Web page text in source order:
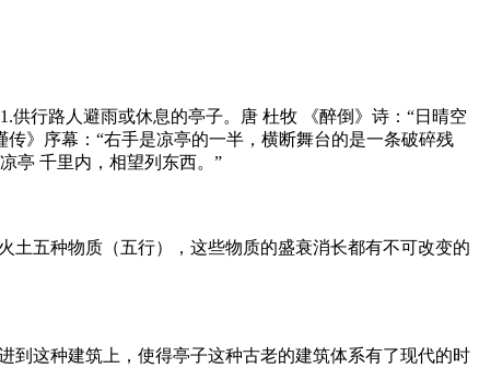
供行路人避雨或休息的亭子。唐 杜牧 《醉倒》诗：“日晴空
》序幕：“右手是凉亭的一半，横断舞台的是一条破碎残
亭 千里内，相望列东西。”
土五种物质（五行），这些物质的盛衰消长都有不可改变的
到这种建筑上，使得亭子这种古老的建筑体系有了现代的时